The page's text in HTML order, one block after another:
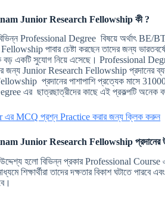
Junior Research Fellowship কী ?
বিভিন্ন Professional Degree বিষয়ে অর্থাৎ
পাবার চেষ্টা করছেন তাদের জন্য
একটি সুযোগ নিয়ে এসেছে। Professional
জন্য Junior Research Fellowship
Fellowship প্রদানের পাশাপাশি প্রত্যেক মাসে
এর ছাত্রছাত্রীদের কাছে এই প্রকল্পটি অনেক
MCQ প্রশ্ন Practice করার জন্য ক্লিক করুন
Junior Research Fellowshipপ্রদানের
হলো বিভিন্ন প্রকার Professional Course
তাদের দক্ষতার বিকাশ ঘটাতে পারবে